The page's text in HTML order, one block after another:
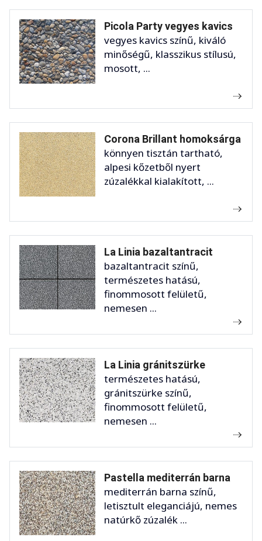
Picola Party vegyes kavics
vegyes kavics színű, kiváló
minőségű, klasszikus stílusú,
mosott, ...
Corona Brillant homoksárga
könnyen tisztán tartható,
alpesi kőzetből nyert
zúzalékkal kialakított, ...
La Linia bazaltantracit
bazaltantracit színű,
természetes hatású,
finommosott felületű,
nemesen ...
La Linia gránitszürke
természetes hatású,
gránitszürke színű,
finommosott felületű,
nemesen ...
Pastella mediterrán barna
mediterrán barna színű,
letisztult eleganciájú, nemes
natúrkő zúzalék ...